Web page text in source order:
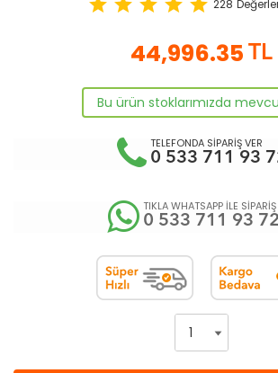
star star star star star 228
44,996.35 TL
Bu ürün stoklarımızda
TELEFONDA SİPARİŞ VER
0 533 711 93
TIKLA WHATSAPP İLE SİPARİŞ
0 533 711 93 72